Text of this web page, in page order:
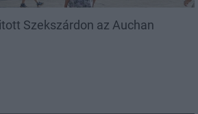
Szekszárdon az Auchan